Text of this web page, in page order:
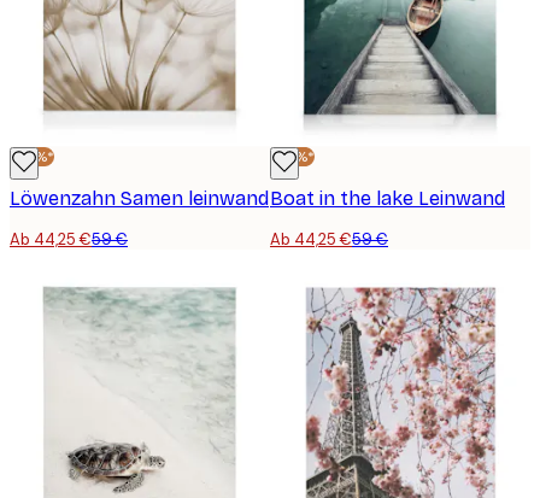
-25%*
Löwenzahn Samen leinwand
Ab 44,25 €59 €
-25%*
Boat in the lake Leinwand
Ab 44,25 €59 €